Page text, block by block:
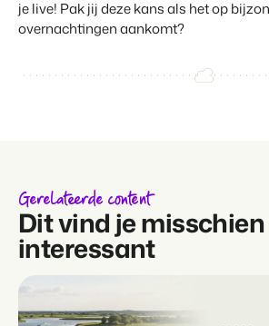
je live! Pak jij deze kans als het op
overnachtingen aankomt?
Gerelateerde content
Dit vind je
interessant